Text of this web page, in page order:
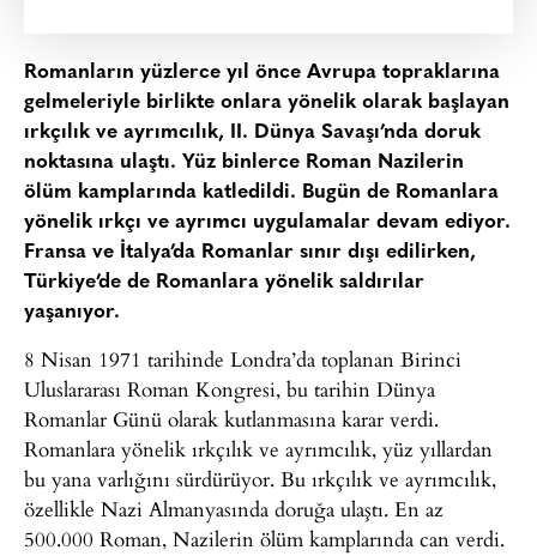
Romanların yüzlerce yıl önce Avrupa topraklarına
gelmeleriyle birlikte onlara yönelik olarak başlayan
ırkçılık ve ayrımcılık, II. Dünya Savaşı’nda doruk
noktasına ulaştı. Yüz binlerce Roman Nazilerin
ölüm kamplarında katledildi. Bugün de Romanlara
yönelik ırkçı ve ayrımcı uygulamalar devam ediyor.
Fransa ve İtalya’da Romanlar sınır dışı edilirken,
Türkiye’de de Romanlara yönelik saldırılar
yaşanıyor.
8 Nisan 1971 tarihinde Londra’da toplanan Birinci
Uluslararası Roman Kongresi, bu tarihin Dünya
Romanlar Günü olarak kutlanmasına karar verdi.
Romanlara yönelik ırkçılık ve ayrımcılık, yüz yıllardan
bu yana varlığını sürdürüyor. Bu ırkçılık ve ayrımcılık,
özellikle Nazi Almanyasında doruğa ulaştı. En az
500.000 Roman, Nazilerin ölüm kamplarında can verdi.